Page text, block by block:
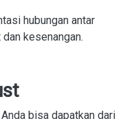
hubungan antar
kesenangan.
bisa dapatkan dari